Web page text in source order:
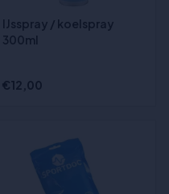
IJsspray / koelspray
300ml
€12,00